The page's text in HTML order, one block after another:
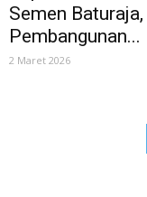
Semen
Pembangunan...
2 Maret 2026